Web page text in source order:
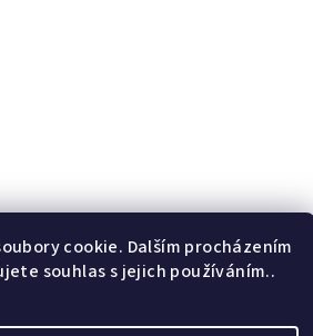
cookie. Dalším procházením
souhlas s jejich používáním..